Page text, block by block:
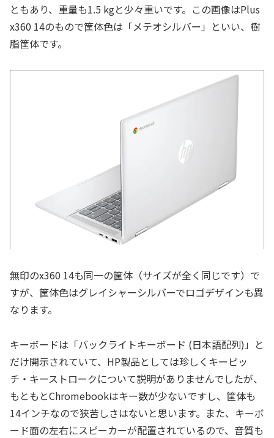
ともあり、重量も1.5 kgと少々重いです。この画像はPlus
x360 14のもので筐体色は「メテオシルバー」といい、樹
脂筐体です。
無印のx360 14も同一の筐体（サイズが全く同じです）で
すが、筐体色はグレイシャーシルバーでロゴデザインも異
なります。
キーボードは「バックライトキーボード (日本語配列)」と
だけ開示されていて、HP製品としては珍しくキーピッ
チ・キーストロークについて説明がありませんでしたが、
もともとChromebookはキー数が少ないですし、筐体も
14インチなので狭苦しさはないと思います。また、キーボ
ード面の左右にスピーカーが配置されているので、音質も